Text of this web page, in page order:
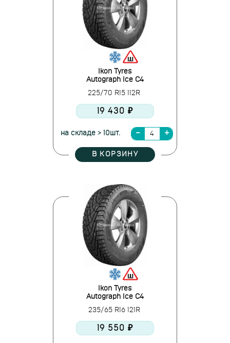
Ikon Tyres
Autograph Ice C4
225/70 R15 112R
19 430 ₽
на складе > 10шт.
В КОРЗИНУ
Ikon Tyres
Autograph Ice C4
235/65 R16 121R
19 550 ₽